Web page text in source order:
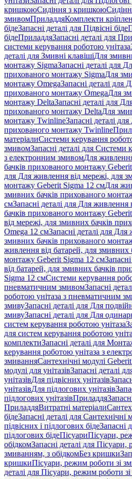
кришкоюСидіння з кришкою
змивомПриладдяКомплекти
бідеЗапасні деталі для Підвісні біде
бідеПриладдяЗапасні деталі для
системи керування роботою унітаза
деталі для Змивні клавішіДля
монтажу SigmaЗапасні деталі для
прихованого монтажу SigmaДля
монтажу OmegaЗапасні деталі для
прихованого монтажу OmegaДля
монтажу DeltaЗапасні деталі для
прихованого монтажу DeltaДля
монтажу TwinlineЗапасні деталі
прихованого монтажу Twinline
матеріалиСистеми керування
змивомЗапасні деталі для Системи
з електронним змивомДля
бачків прихованого монтажу
для Для живлення від мережі, для
монтажу Geberit Sigma 12 смДля
змивних бачків прихованого
смЗапасні деталі для Для
бачків прихованого монтажу
від мережі, для змивних бачків
Omega 12 смЗапасні деталі для
змивних бачків прихованого
живлення від батарей, для змивних
монтажу Geberit Sigma 12 см
від батарей, для змивних бачків
Sigma 12 смСистеми керування
пневматичним змивомЗапасні
роботою унітаза з пневматичним
змивуЗапасні деталі для Для
змивуЗапасні деталі для Для
систем керування роботою унітаза
для систем керування роботою
комплектиЗапасні деталі для
керування роботою унітаза з
змиванняСантехнічні модулі
модулі для унітазівЗапасні деталі
унітазівДля підвісних унітазів
унітазівДля підлогових унітазів
підлогових унітазівПриладдя
ПриладдяВитратні матеріали
бідеЗапасні деталі для Сантехнічні
підвісних і підлогових бідеЗапасні
підлогових бідеПісуариПісуари,
обідкомЗапасні деталі для Пісуари,
змиванням, з обідкомБез кришки
кришкиПісуари, режим роботи зі
деталі для Пісуари, режим роботи